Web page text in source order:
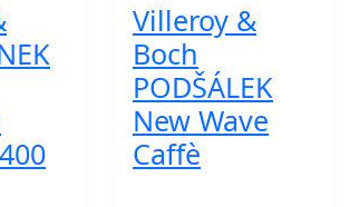
Villeroy &
Boch
PODŠÁLEK
New Wave
Caffè